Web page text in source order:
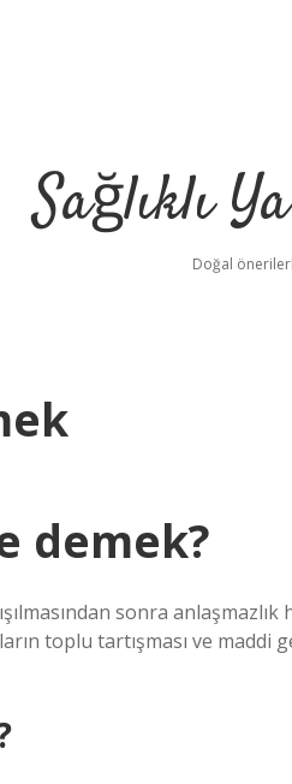
Sağlıklı
Doğal
demek?
sonra
toplu tartışması ve maddi